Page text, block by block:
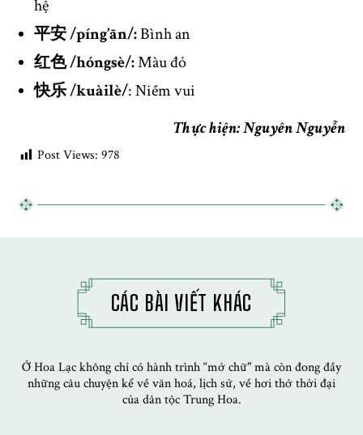
hệ
平安 /píng’ān/:Bình an
红色 /hóngsè/:Màu đỏ
快乐 /kuàilè/: Niềm vui
Thực hiện: Nguyên Nguyễn
Post Views: 978
CÁC BÀI VIẾT KHÁC
Ở Hoa Lạc không chỉ có hành trình “mở chữ" mà còn đong đầy
những câu chuyện kể về văn hoá, lịch sử, về hơi thở thời đại
của dân tộc Trung Hoa.